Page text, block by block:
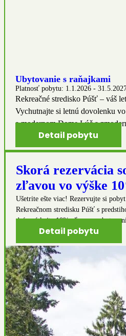
Ubytovanie s raňajkami
Platnosť pobytu: 1.1.2026 -
Rekreačné stredisko Púšť – váš
Vychutnajte si letnú dovolenku
a modernom Dome Lúč a
a Duna. Jedinečný uzavretý areál ponúka
aktívneho oddychu nielen na
turistických a cyklistických trás.
padne domáca kuchyňa v našej
Detail pobytu
Skorá rezervácia
zľavou vo výške
Ušetrite ešte viac! Rezervujte si
Rekreačnom stredisku Púšť s
dní a získajte 10% zľavu na
Detail pobytu